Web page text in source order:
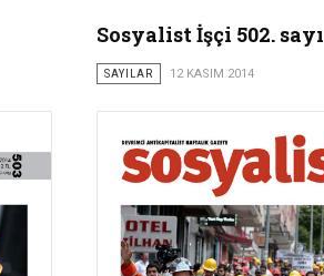
Sosyalist İşçi 502. sayı
SAYILAR 12 KASIM 2014